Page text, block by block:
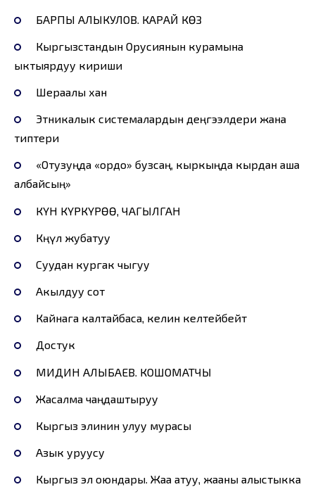
БАРПЫ АЛЫКУЛОВ. КАРАЙ КӨЗ
Кыргызстандын Орусиянын курамына
ыктыярдуу кириши
Шераалы хан
Этникалык системалардын деңгээлдери жана
типтери
«Отузуңда «ордо» бузсаң, кыркыңда кырдан аша
албайсың»
КҮН КҮРКҮРӨӨ, ЧАГЫЛГАН
Көңүл жубатуу
Суудан кургак чыгуу
Акылдуу сот
Кайнага калтайбаса, келин келтейбейт
Достук
МИДИН АЛЫБАЕВ. КОШОМАТЧЫ
Жасалма чаңдаштыруу
Кыргыз элинин улуу мурасы
Азык уруусу
Кыргыз эл оюндары. Жаа атуу, жааны алыстыкка